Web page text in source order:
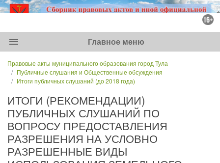
menu Главное меню
Правовые акты муниципального образования город Тула
Публичные слушания и Общественные обсуждения
Итоги публичных слушаний (до 2018 года)
ИТОГИ (РЕКОМЕНДАЦИИ)
ПУБЛИЧНЫХ СЛУШАНИЙ ПО
ВОПРОСУ ПРЕДОСТАВЛЕНИЯ
РАЗРЕШЕНИЯ НА УСЛОВНО
РАЗРЕШЕННЫЕ ВИДЫ